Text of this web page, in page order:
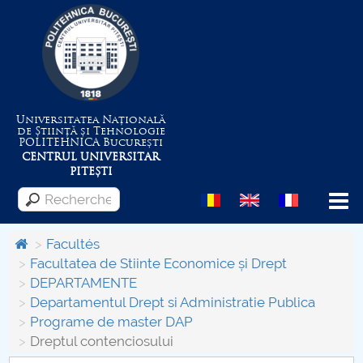
Universitatea Națională
de Știință și Tehnologie
POLITEHNICABucurești
CENTRUL UNIVERSITAR
PITEȘTI
Menu
Despre Universitate
Centrul de Management al Proiectelor
Facultés
Facultatea de Stiinte Economice și Drept
DEPARTAMENTE
Departamentul Drept si Administratie Publica
Programe de master DAP
Dreptul contenciosului